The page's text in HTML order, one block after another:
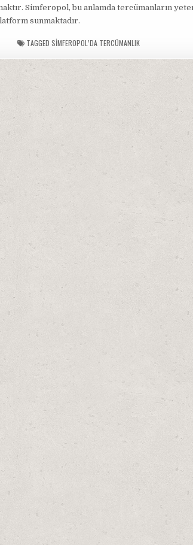
Simferopol, bu anlamda tercümanların
sunmaktadır.
TAGGED SIMFEROPOL’DA TERCÜMANLIK